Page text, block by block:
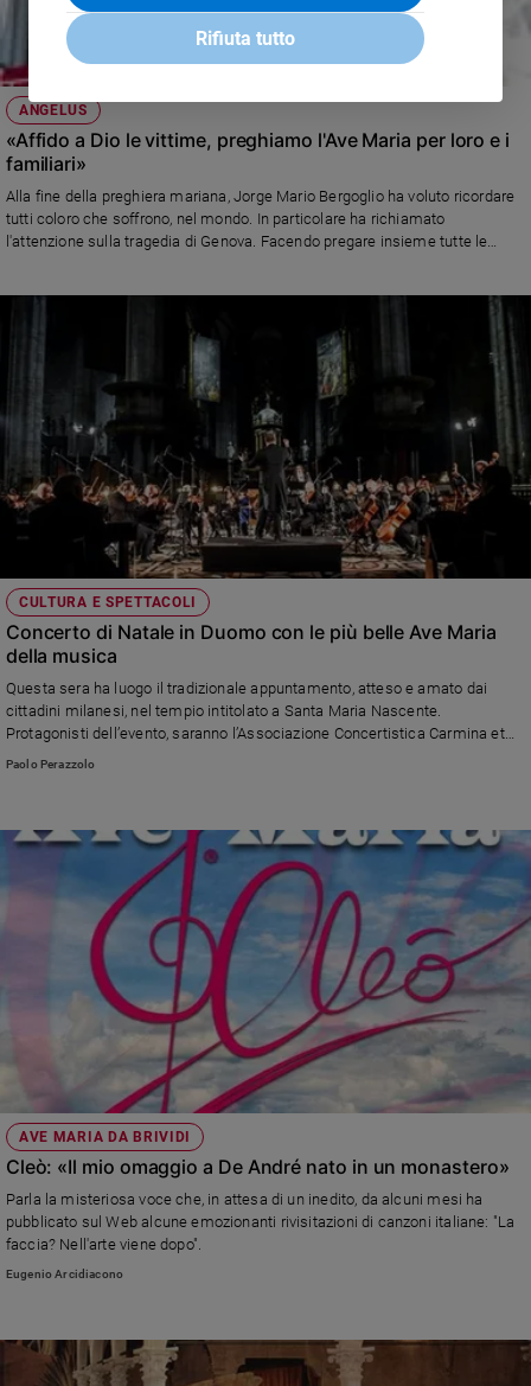
ANGELUS
«Affido a Dio le vittime, preghiamo l'Ave Maria per loro e i
familiari»
Alla fine della preghiera mariana, Jorge Mario Bergoglio ha voluto ricordare
tutti coloro che soffrono, nel mondo. In particolare ha richiamato
l'attenzione sulla tragedia di Genova. Facendo pregare insieme tutte le
CULTURA E SPETTACOLI
Concerto di Natale in Duomo con le più belle Ave Maria
della musica
Questa sera ha luogo il tradizionale appuntamento, atteso e amato dai
cittadini milanesi, nel tempio intitolato a Santa Maria Nascente.
Protagonisti dell’evento, saranno l’Associazione Concertistica Carmina et
Cantica e MoMus a.p.s., con l’Ensemble Accademia Musica Festival diretto
Paolo Perazzolo
AVE MARIA DA BRIVIDI
Cleò: «Il mio omaggio a De André nato in un monastero»
Parla la misteriosa voce che, in attesa di un inedito, da alcuni mesi ha
pubblicato sul Web alcune emozionanti rivisitazioni di canzoni italiane: "La
faccia? Nell'arte viene dopo".
Eugenio Arcidiacono
Rifiuta tutto